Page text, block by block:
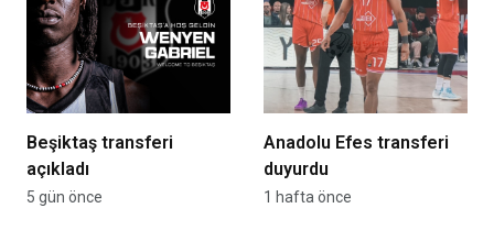
Beşiktaş transferi
açıkladı
5 gün önce
Anadolu Efes transferi
duyurdu
1 hafta önce